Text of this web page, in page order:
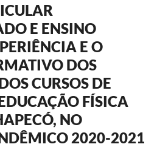
E ENSINO
E O
DOS
CURSOS DE
FÍSICA
NO
2020-2021